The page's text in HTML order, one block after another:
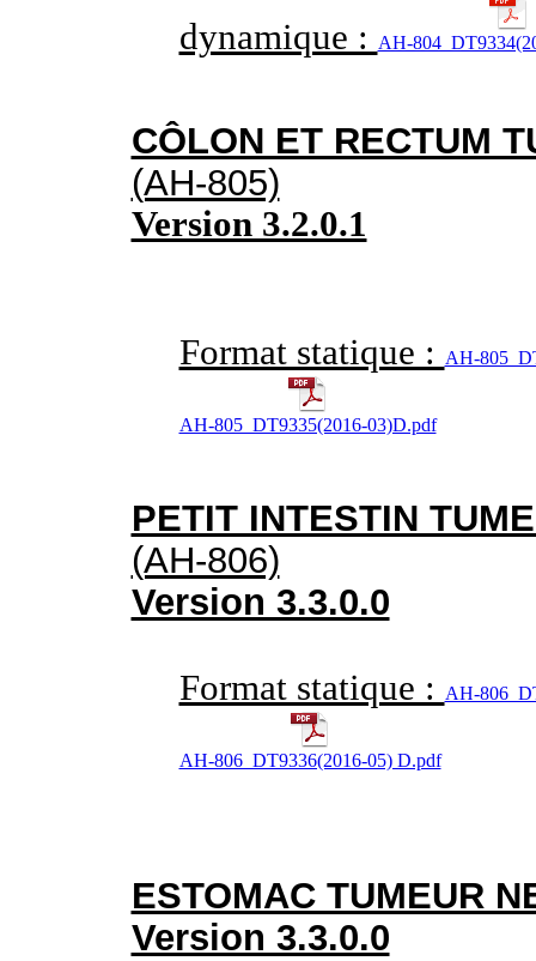
dynamique : AH-
CÔLON ET RECTUM
(AH-805)
Version 3.2.0.1
Format statique : AH-
AH-805_DT9335(2016-03)D.pdf
PETIT INTESTIN
(AH-806)
Version 3.3.0.0
Format statique : AH-
AH-806_DT9336(2016-05) D.pdf
ESTOMAC TUMEUR
Version 3.3.0.0